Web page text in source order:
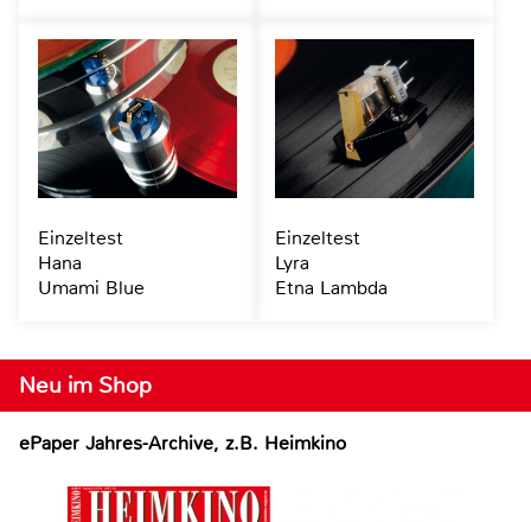
Neu im Shop
ePaper Jahres-Archive, z.B. Heimkino
Einzeltest
Hana
Umami Blue
Einzeltest
Lyra
Etna Lambda